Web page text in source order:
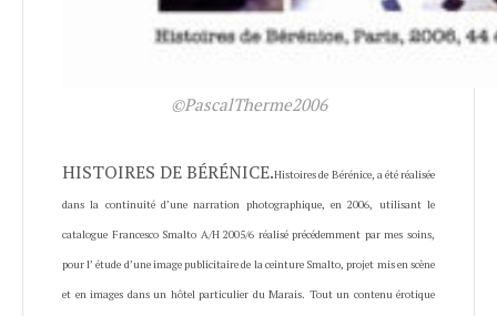
©PascalTherme2006
HISTOIRES DE BÉRÉNICE.Histoires de Bérénice, a été réalisée
dans la continuité d’une narration photographique, en 2006, utilisant le
catalogue Francesco Smalto A/H 2005/6 réalisé précédemment par mes soins,
pour l’ étude d’une image publicitaire de la ceinture Smalto, projet mis en scène
et en images dans un hôtel particulier du Marais. Tout un contenu érotique